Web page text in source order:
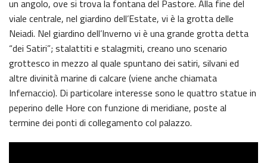
un angolo, ove si trova la fontana del Pastore. Alla fine del
viale centrale, nel giardino dell’Estate, vi è la grotta delle
Neiadi. Nel giardino dell’Inverno vi è una grande grotta detta
“dei Satiri”; stalattiti e stalagmiti, creano uno scenario
grottesco in mezzo al quale spuntano dei satiri, silvani ed
altre divinità marine di calcare (viene anche chiamata
Infernaccio). Di particolare interesse sono le quattro statue in
peperino delle Hore con funzione di meridiane, poste al
termine dei ponti di collegamento col palazzo.